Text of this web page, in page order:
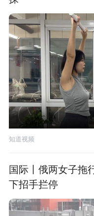
知道视频
国际丨俄两女子拖
下招手拦停